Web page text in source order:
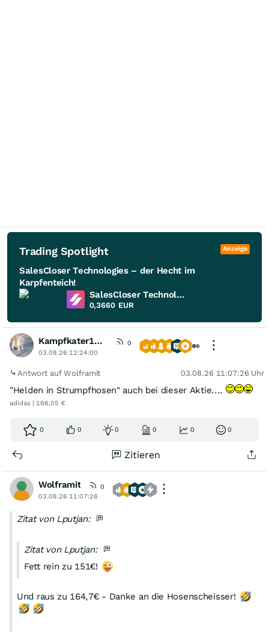
Trading Spotlight Anzeige
SalesCloser Technologies – der Hecht im
Karpfenteich!
SalesCloser Technologies
0,3660 EUR
Kampfkater1969
0
03.08.26 12:24:00
Antwort auf Wolframit 03.08.26 11:07:26 Uhr
"Helden in Strumpfhosen" auch bei dieser Aktie....
adidas | 166,05 €
0 0 0 0 0 0
Zitieren
Wolframit
0
03.08.26 11:07:26
Zitat von Lputjan:
Zitat von Lputjan:
Fett rein zu 151€!
Und raus zu 164,7€ - Danke an die Hosenscheisser!